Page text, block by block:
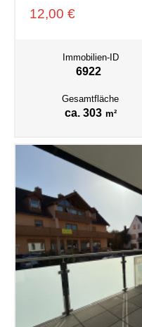
12,00 €
Immobilien-ID
6922
Gesamtfläche
ca. 303 m²